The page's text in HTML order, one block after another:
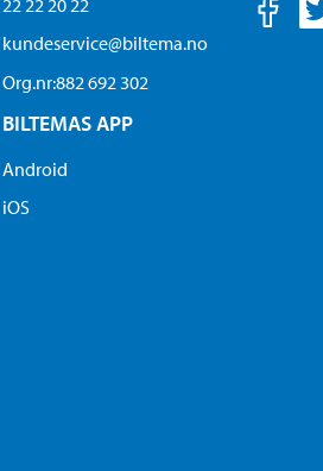
kundeservice@biltema.no
Org.nr:882 692 302
BILTEMAS APP
Android
iOS